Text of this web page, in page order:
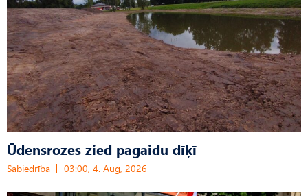
Ūdensrozes zied pagaidu dīķī
Sabiedrība 03:00, 4. Aug, 2026